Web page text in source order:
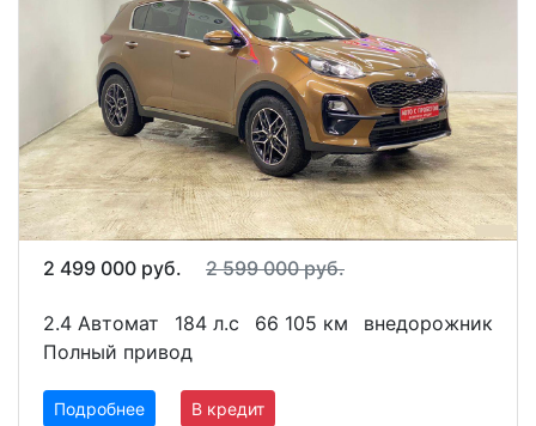
2 499 000 руб. 2 599 000 руб.
2.4 Автомат 184 л.с 66 105 км
внедорожник
Полный привод
Подробнее В кредит